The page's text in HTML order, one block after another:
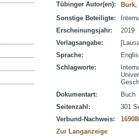
Tübinger Autor(en):
Burk,
Sonstige Beteiligte:
Erscheinungsjahr:
2019
Verlagsangabe:
Sprache:
Schlagworte:
Dokumentart:
Buch
Seitenzahl:
301
Verbund-Nachweis:
Zur Langanzeige